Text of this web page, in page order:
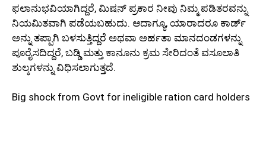
ಫಲಾನುಭವಿಯಾಗಿದ್ದರೆ, ಮಿಷನ್ ಪ್ರಕಾರ ನೀವು ನಿಮ್ಮ ಪಡಿತರವನ್ನು
ನಿಯಮಿತವಾಗಿ ಪಡೆಯಬಹುದು. ಆದಾಗ್ಯೂ, ಯಾರಾದರೂ ಕಾರ್ಡ್
ಅನ್ನು ತಪ್ಪಾಗಿ ಬಳಸುತ್ತಿದ್ದರೆ ಅಥವಾ ಅರ್ಹತಾ ಮಾನದಂಡಗಳನ್ನು
ಪೂರೈಸದಿದ್ದರೆ, ಬಡ್ಡಿ ಮತ್ತು ಕಾನೂನು ಕ್ರಮ ಸೇರಿದಂತೆ ವಸೂಲಾತಿ
ಶುಲ್ಕಗಳನ್ನು ವಿಧಿಸಲಾಗುತ್ತದೆ.
Big shock from Govt for ineligible ration card holders